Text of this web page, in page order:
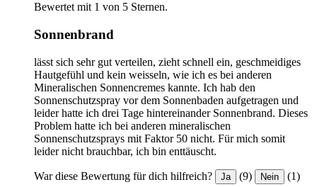
Bewertet mit 1 von 5 Sternen.
Sonnenbrand
lässt sich sehr gut verteilen, zieht schnell ein, geschmeidiges
Hautgefühl und kein weisseln, wie ich es bei anderen
Mineralischen Sonnencremes kannte. Ich hab den
Sonnenschutzspray vor dem Sonnenbaden aufgetragen und
leider hatte ich drei Tage hintereinander Sonnenbrand. Dieses
Problem hatte ich bei anderen mineralischen
Sonnenschutzsprays mit Faktor 50 nicht. Für mich somit
leider nicht brauchbar, ich bin enttäuscht.
War diese Bewertung für dich hilfreich? Ja (9) Nein (1)